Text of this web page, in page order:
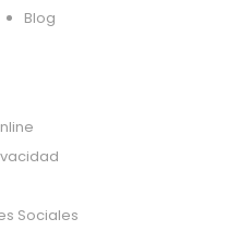
Blog
Sociales